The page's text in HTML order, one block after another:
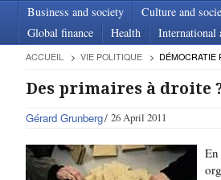
Business and society Culture and
Global finance
Health International
ACCUEIL VIE POLITIQUE DÉMOCRATIE
Des primaires à droite
Gérard Grunberg 26 April 2011